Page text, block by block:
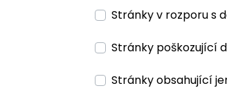
Stránky v rozporu s
Stránky poškozující
Stránky obsahující